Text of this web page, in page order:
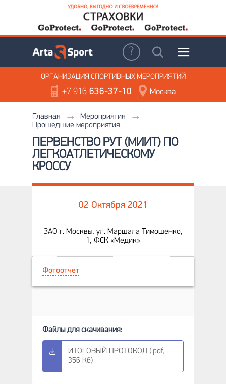
ОРГАНИЗАЦИЯ СПОРТИВНЫХ МЕРОПРИЯТИЙ
+7 916636-37-10 Москва
Главная
Мероприятия
Прошедшие мероприятия
ПЕРВЕНСТВО РУТ (МИИТ) ПО
ЛЕГКОАТЛЕТИЧЕСКОМУ
КРОССУ
02 Октября 2021
ЗАО г. Москвы, ул. Маршала Тимошенко,
1, ФСК «Медик»
Фотоотчет
ИТОГОВЫЙ ПРОТОКОЛ (.pdf,
356 Кб)